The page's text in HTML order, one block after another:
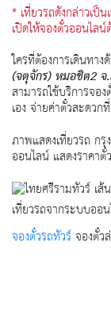
* เที่ยวรถดังกล่าวเป็
เปิดให้จองตั๋วออนไล
ใครที่ต้องการเดินทาง
(จตุจักร) หมอชิต2 จ
สามารถใช้บริการจอ
เอง จ่ายค่าตั๋วสะดวก
ภาพแสดงเที่ยวรถ ก
ออนไลน์ แสดงราคาตั๋
เที่ยวรถจากระบบออ
จองตั๋วรถทัวร์จองตั๋ว